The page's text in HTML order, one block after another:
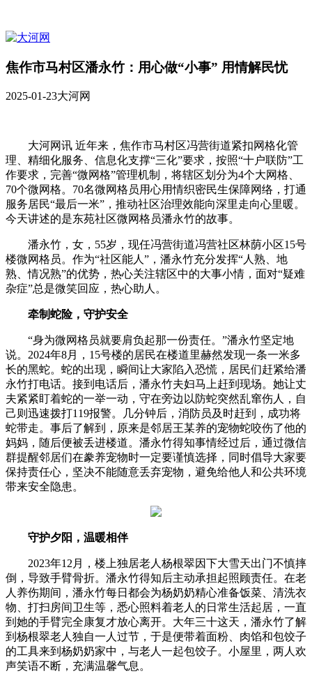
焦作市马村区潘永竹：用心做“小事” 用情解民忧
2025-01-23大河网
大河网讯 近年来，焦作市马村区冯营街道紧扣网格化管
理、精细化服务、信息化支撑“三化”要求，按照“十户联防”工
作要求，完善“微网格”管理机制，将辖区划分为4个大网格、
70个微网格。70名微网格员用心用情织密民生保障网络，打通
服务居民“最后一米”，推动社区治理效能向深里走向心里暖。
今天讲述的是东苑社区微网格员潘永竹的故事。
潘永竹，女，55岁，现任冯营街道冯营社区林荫小区15号
楼微网格员。作为“社区能人”，潘永竹充分发挥“人熟、地
熟、情况熟”的优势，热心关注辖区中的大事小情，面对“疑难
杂症”总是微笑回应，热心助人。
牵制蛇险，守护安全
“身为微网格员就要肩负起那一份责任。”潘永竹坚定地
说。2024年8月，15号楼的居民在楼道里赫然发现一条一米多
长的黑蛇。蛇的出现，瞬间让大家陷入恐慌，居民们赶紧给潘
永竹打电话。接到电话后，潘永竹夫妇马上赶到现场。她让丈
夫紧紧盯着蛇的一举一动，守在旁边以防蛇突然乱窜伤人，自
己则迅速拨打119报警。几分钟后，消防员及时赶到，成功将
蛇带走。事后了解到，原来是邻居王某养的宠物蛇咬伤了他的
妈妈，随后便被丢进楼道。潘永竹得知事情经过后，通过微信
群提醒邻居们在豢养宠物时一定要谨慎选择，同时倡导大家要
保持责任心，坚决不能随意丢弃宠物，避免给他人和公共环境
带来安全隐患。
守护夕阳，温暖相伴
2023年12月，楼上独居老人杨根翠因下大雪天出门不慎摔
倒，导致手臂骨折。潘永竹得知后主动承担起照顾责任。在老
人养伤期间，潘永竹每日都会为杨奶奶精心准备饭菜、清洗衣
物、打扫房间卫生等，悉心照料着老人的日常生活起居，一直
到她的手臂完全康复才放心离开。大年三十这天，潘永竹了解
到杨根翠老人独自一人过节，于是便带着面粉、肉馅和包饺子
的工具来到杨奶奶家中，与老人一起包饺子。小屋里，两人欢
声笑语不断，充满温馨气息。